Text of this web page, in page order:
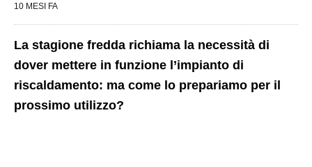
10 MESI FA
La stagione fredda richiama la necessità di
dover mettere in funzione l’impianto di
riscaldamento: ma come lo prepariamo per il
prossimo utilizzo?